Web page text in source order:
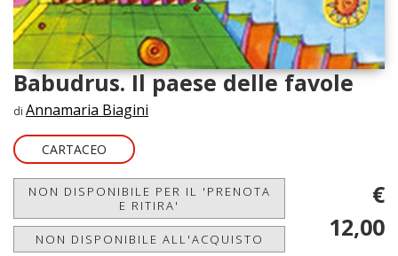
Babudrus. Il paese delle favole
di Annamaria Biagini
CARTACEO
NON DISPONIBILE PER IL 'PRENOTA
E RITIRA'
NON DISPONIBILE ALL'ACQUISTO
€
12,00